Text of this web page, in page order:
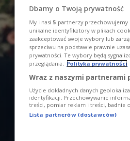
Dbamy o Twoją prywatność
My i nasi 5 partnerzy przechowujemy
unikalne identyfikatory w plikach
zaakceptować swoje wybory lub
sprzeciwu na podstawie prawnie
prywatności. Te wybory będą
przeglądania. Polityka prywatności
Wraz z naszymi partnerami
Użycie dokładnych danych
identyfikacji. Przechowywanie
treści, pomiar reklam i treści, badnie
Lista partnerów (dostawców)